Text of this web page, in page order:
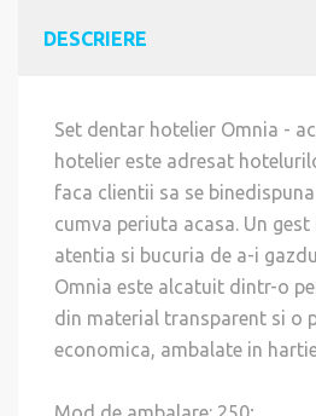
DESCRIERE
Set dentar hotelier Omnia -
hotelier este adresat
faca clientii sa se
cumva periuta acasa. Un
atentia si bucuria de a-i
Omnia este alcatuit dintr-o
din material transparent si o
economica, ambalate in